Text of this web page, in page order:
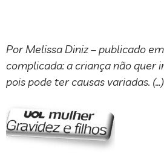
Por Melissa Diniz – publicado
complicada: a criança não quer
pois pode ter causas variadas.